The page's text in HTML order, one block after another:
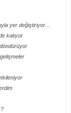
yer değiştiriyor…
kalıyor